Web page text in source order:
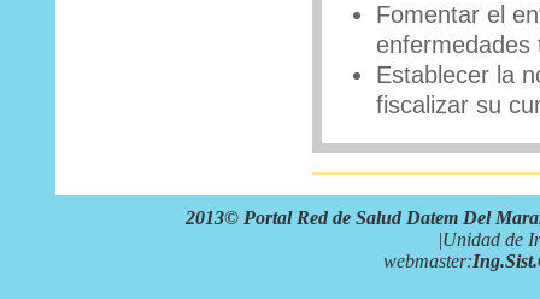
Fomentar el
enfermedades
Establecer la
fiscalizar su
2013© Portal Red de Salud Datem Del
|Unidad de
webmaster: